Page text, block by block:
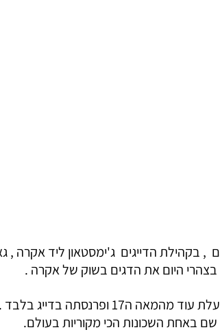
, בקהילת הדייגים  ג'ימסטאון ליד אקרה ,
היום את הדגים בשוק של אקרה .
קהילת הדייגים הזו פועלת עוד
באחת השכונות הכי מקוריות בעולם.